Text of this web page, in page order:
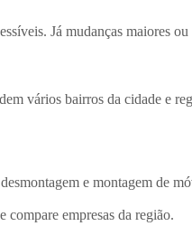
Já mudanças maiores
vários bairros da cidade e
e montagem de
e compare empresas da região.